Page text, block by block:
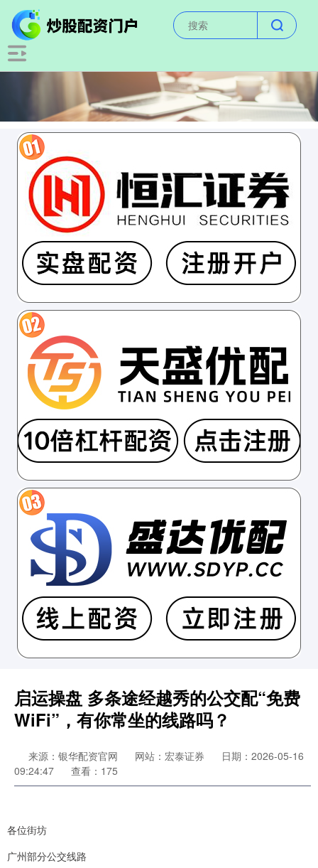
启运操盘 多条途经越秀的公交配“免费
WiFi”，有你常坐的线路吗？
来源：银华配资官网 网站：宏泰证券
日期：2026-05-16
09:24:47
查看：175
各位街坊
广州部分公交线路